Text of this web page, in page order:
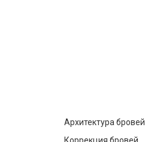
Архитектура бровей